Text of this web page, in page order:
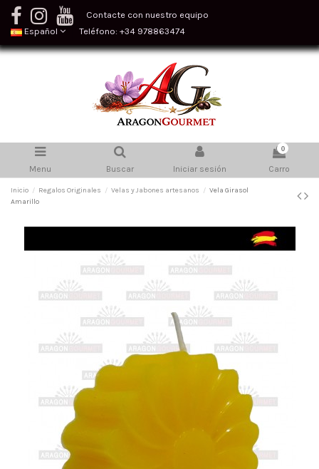
Contacte con nuestro equipo
Español
Teléfono: +34 978863474
Menu Buscar Iniciar sesión
0
Carro
Inicio Regalos Originales Velas y Jabones artesanos
Vela Girasol
Amarillo